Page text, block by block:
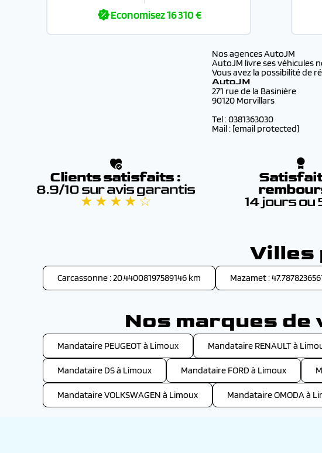
Economisez16 310 €
Nos agences AutoJM
AutoJM livre ses véhicules
Vous avez la possibilité de
AutoJM
271 rue de la Basinière
90120 Morvillars
Tel : 0381363030
Mail : [email protected]
Clients satisfaits :
8.9/10 sur avis garantis
★ ★ ★ ★ ☆ 14 jours ou
Villes
Carcassonne : 20.44008197589146 km Mazamet :
Nos marques
Mandataire PEUGEOT à Limoux Mandataire RENAULT à
Mandataire DS à Limoux Mandataire FORD à Limoux
Mandataire VOLKSWAGEN à Limoux Mandataire OMODA à